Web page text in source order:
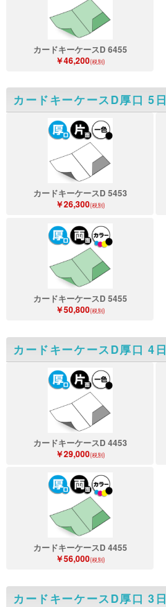
カードキーケースD 6455
￥46,200(税別)
カードキーケースD厚口 5日
カードキーケースD 5453
￥26,300(税別)
カードキーケースD 5455
￥50,800(税別)
カードキーケースD厚口 4日
カードキーケースD 4453
￥29,000(税別)
カードキーケースD 4455
￥56,000(税別)
カードキーケースD厚口 3日